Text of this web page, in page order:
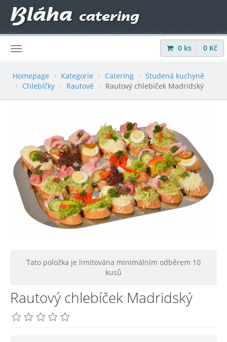
Přihlásit |Registrovat
0 ks 0 Kč
Homepage Kategorie Catering
Studená kuchyně
Chlebíčky
Rautové Rautový chlebíček Madridský
Tato položka je limitována minimálním odběrem 10
kusů
Rautový chlebíček Madridský